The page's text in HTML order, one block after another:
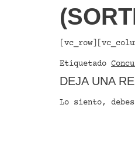
Etiquetado
DEJA UNA
Lo siento,